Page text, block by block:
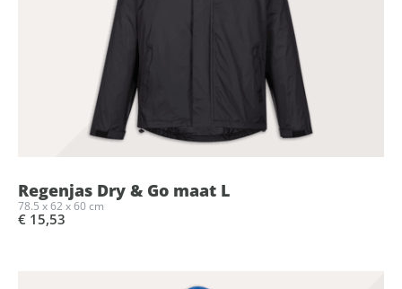
Regenjas Dry & Go maat L
78.5 x 62 x 60 cm
€ 15,53